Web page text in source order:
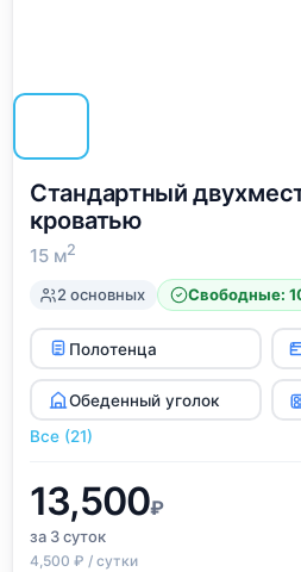
Стандартный
кроватью
15 м2
2 основных Свободные:
Полотенца
Обеденный уголок
Все (21)
13,500₽
за 3суток
4,500 ₽ / сутки